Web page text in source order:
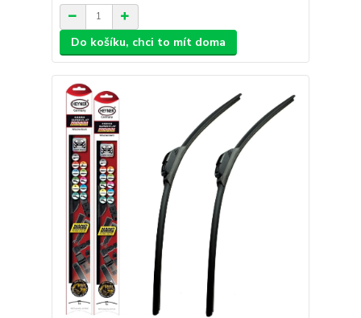
Do košíku, chci to mít doma